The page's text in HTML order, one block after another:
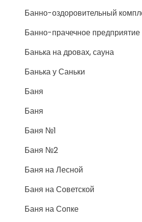
Банно-оздоровительный
Банно-прачечное предприятие
Банька на дровах, сауна
Банька у Саньки
Баня
Баня
Баня №1
Баня №2
Баня на Лесной
Баня на Советской
Баня на Сопке